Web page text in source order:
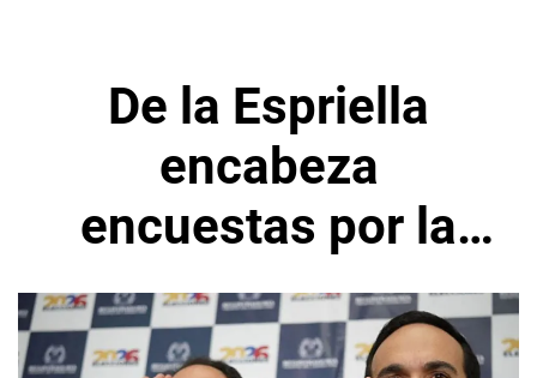
De la Espriella
encabeza
encuestas por la
presidencia de
Colombia